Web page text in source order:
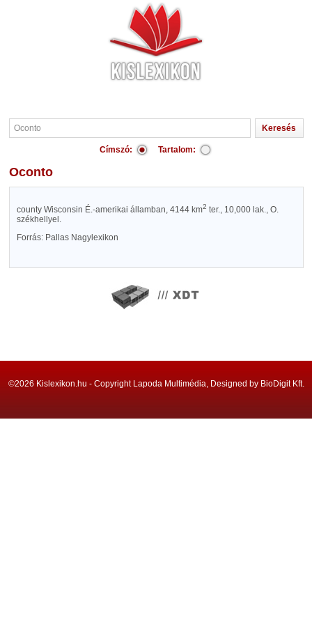
Címszó: Tartalom:
Oconto
county Wisconsin É.-amerikai államban, 4144 km2 ter., 10,000 lak., O.
székhellyel.
Forrás: Pallas Nagylexikon
©2026 Kislexikon.hu - Copyright Lapoda Multimédia, Designed by BioDigit Kft.